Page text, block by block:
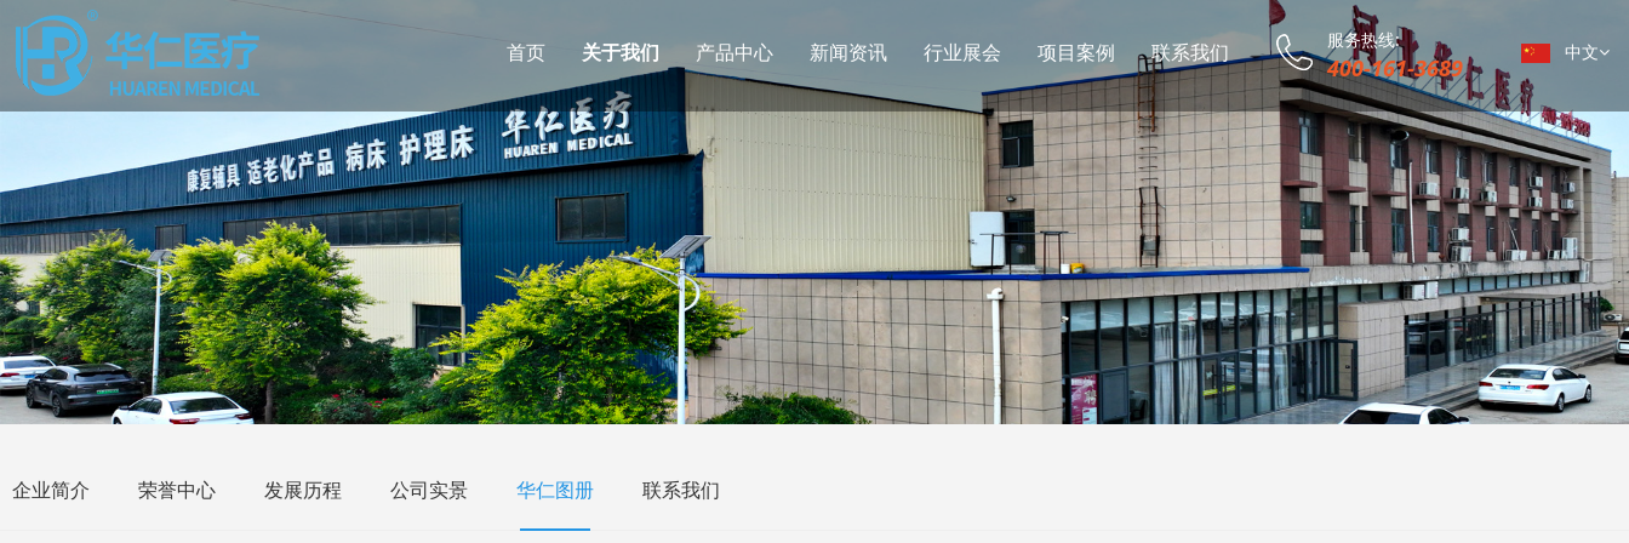
中文
服务热线:
400-161-3689
首页 关于我们 产品中心 新闻资讯 行业展会 项目案例 联系我们
企业简介 荣誉中心 发展历程 公司实景 华仁图册 联系我们